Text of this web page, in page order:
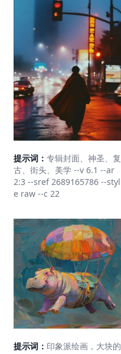
提示词： 专辑封面、神圣、复
古、街头、美学 --v 6.1 --ar
2:3 --sref 2689165786 --styl
e raw --c 22
提示词： 印象派绘画，大块的